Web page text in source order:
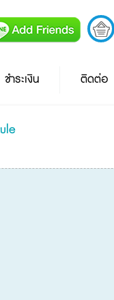
ชำระเงิน ติดต่อ